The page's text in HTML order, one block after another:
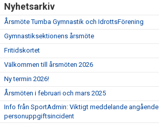
Nyhetsarkiv
Årsmöte Tumba Gymnastik och IdrottsFörening
Gymnastiksektionens årsmöte
Fritidskortet
Välkommen till årsmöten 2026
Ny termin 2026!
Årsmöten i februari och mars 2025
Info från SportAdmin: Viktigt meddelande angående
personuppgiftsincident